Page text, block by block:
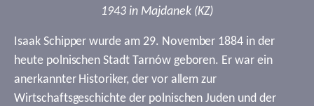
1943 in Majdanek (KZ)
Isaak Schipper wurde am 29. November 1884 in der
heute polnischen Stadt Tarnów geboren. Er war ein
anerkannter Historiker, der vor allem zur
Wirtschaftsgeschichte der polnischen Juden und der